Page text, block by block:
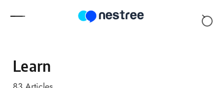
Learn